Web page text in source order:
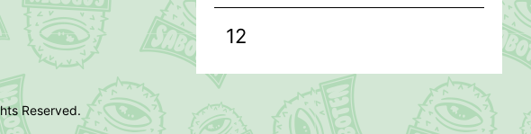
12
Reserved.